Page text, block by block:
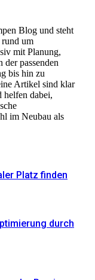
Blog und steht
um
mit Planung,
passenden
bis hin zu
Artikel sind klar
helfen dabei,
im Neubau als
Platz finden
durch